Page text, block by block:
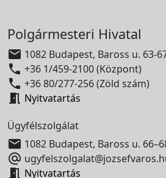
Polgármesteri Hivatal
 1082 Budapest, Baross u. 63-
 +36 1/459-2100 (Központ)
 +36 80/277-256 (Zöld szám)
 Nyitvatartás
Ügyfélszolgálat
 1082 Budapest, Baross u.

 Nyitvatartás